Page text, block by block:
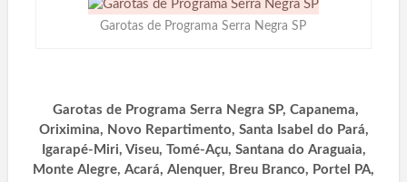
Garotas de Programa Serra Negra SP
Garotas de Programa Serra Negra SP, Capanema,
Oriximina, Novo Repartimento, Santa Isabel do Pará,
Igarapé-Miri, Viseu, Tomé-Açu, Santana do Araguaia,
Monte Alegre, Acará, Alenquer, Breu Branco, Portel PA,